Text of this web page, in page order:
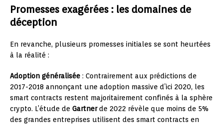
Promesses exagérées : les domaines de
déception
En revanche, plusieurs promesses initiales se sont heurtées
à la réalité :
Adoption généralisée : Contrairement aux prédictions de
2017-2018 annonçant une adoption massive d’ici 2020, les
smart contracts restent majoritairement confinés à la sphère
crypto. L’étude de Gartnerde 2022 révèle que moins de 5%
des grandes entreprises utilisent des smart contracts en